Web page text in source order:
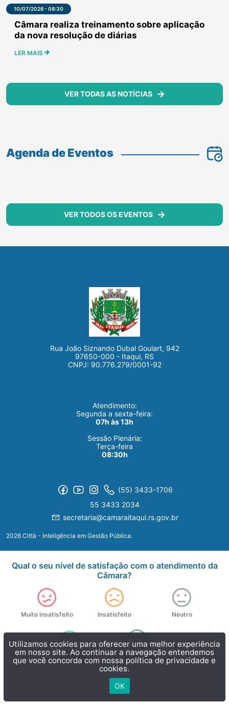
10/07/2026 - 08:30
Câmara realiza treinamento sobre aplicação
da nova resolução de diárias
LER MAIS
VER TODAS AS NOTÍCIAS
Agenda de Eventos
VER TODOS OS EVENTOS
Rua João Siznando Dubal Goulart, 942
97650-000 - Itaqui, RS
CNPJ: 90.776.279/0001-92
Atendimento:
Segunda a sexta-feira:
07h às 13h
Sessão Plenária:
Terça-feira
08:30h
(55) 3433-1706
55 3433 2034
secretaria@camaraitaqui.rs.gov.br
2026 Città - Inteligência em Gestão Pública.
Utilizamos cookies para oferecer uma melhor experiência
em nosso site. Ao continuar a navegação entendemos
que você concorda com nossa política de privacidade e
cookies.
OK
Qual o seu nível de satisfação com o atendimento da
Câmara?
Muito insatisfeito Insatisfeito Neutro
Satisfeito Muito satisfeito